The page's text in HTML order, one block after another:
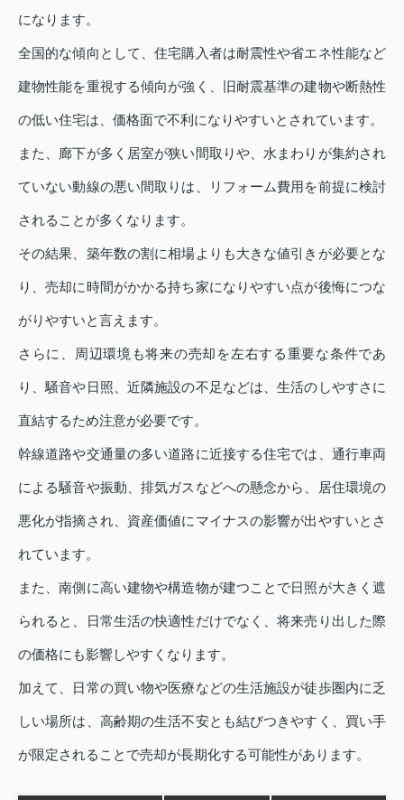
になります。
全国的な傾向として、住宅購入者は耐震性や省エネ性能など
建物性能を重視する傾向が強く、旧耐震基準の建物や断熱性
の低い住宅は、価格面で不利になりやすいとされています。
また、廊下が多く居室が狭い間取りや、水まわりが集約され
ていない動線の悪い間取りは、リフォーム費用を前提に検討
されることが多くなります。
その結果、築年数の割に相場よりも大きな値引きが必要とな
り、売却に時間がかかる持ち家になりやすい点が後悔につな
がりやすいと言えます。
さらに、周辺環境も将来の売却を左右する重要な条件であ
り、騒音や日照、近隣施設の不足などは、生活のしやすさに
直結するため注意が必要です。
幹線道路や交通量の多い道路に近接する住宅では、通行車両
による騒音や振動、排気ガスなどへの懸念から、居住環境の
悪化が指摘され、資産価値にマイナスの影響が出やすいとさ
れています。
また、南側に高い建物や構造物が建つことで日照が大きく遮
られると、日常生活の快適性だけでなく、将来売り出した際
の価格にも影響しやすくなります。
加えて、日常の買い物や医療などの生活施設が徒歩圏内に乏
しい場所は、高齢期の生活不安とも結びつきやすく、買い手
が限定されることで売却が長期化する可能性があります。